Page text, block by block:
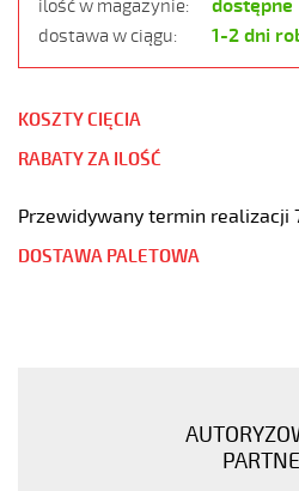
ilość w magazynie: dostępne
dostawa w ciągu: 1-2 dni
KOSZTY CIĘCIA
RABATY ZA ILOŚĆ
Przewidywany termin realizacji
DOSTAWA PALETOWA